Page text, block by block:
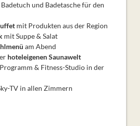
und Badetasche für den
mit Produkten aus der Region
mit Suppe & Salat
am Abend
hoteleigenen Saunawelt
& Fitness-Studio in der
TV in allen Zimmern